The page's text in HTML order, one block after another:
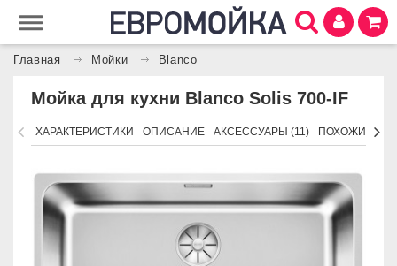
Главная Мойки Blanco
Мойка для кухни Blanco Solis 700-IF
ХАРАКТЕРИСТИКИ ОПИСАНИЕ АКСЕССУАРЫ (11) ПОХОЖИЕ